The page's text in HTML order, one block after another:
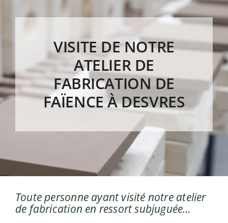
Nos Modèles
Carrelage mural
Installation
Contact
Catalogue
VISITE DE NOTRE
ATELIER DE
FABRICATION DE
FAÏENCE À DESVRES
Toute personne ayant visité notre atelier
de fabrication en ressort subjuguée…